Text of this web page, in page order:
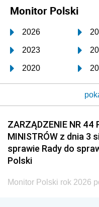
Monitor Polski
2026
2023
2020
2017
2014
2011
2008
2005
ZARZĄDZENIE NR 44
MINISTRÓW z dnia 3
sprawie Rady do
Polski
Monitor Polski rok 2026